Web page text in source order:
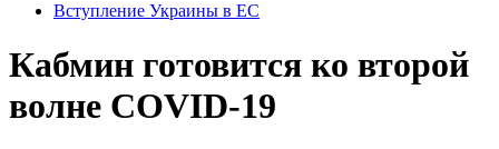
Вступление Украины в ЕС
Кабмин готовится ко второй
волне COVID-19